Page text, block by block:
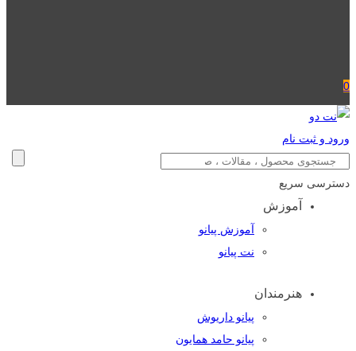
0
ورود و ثبت نام
دسترسی سریع
آموزش
آموزش پیانو
نت پیانو
هنرمندان
پیانو داریوش
پیانو حامد همایون